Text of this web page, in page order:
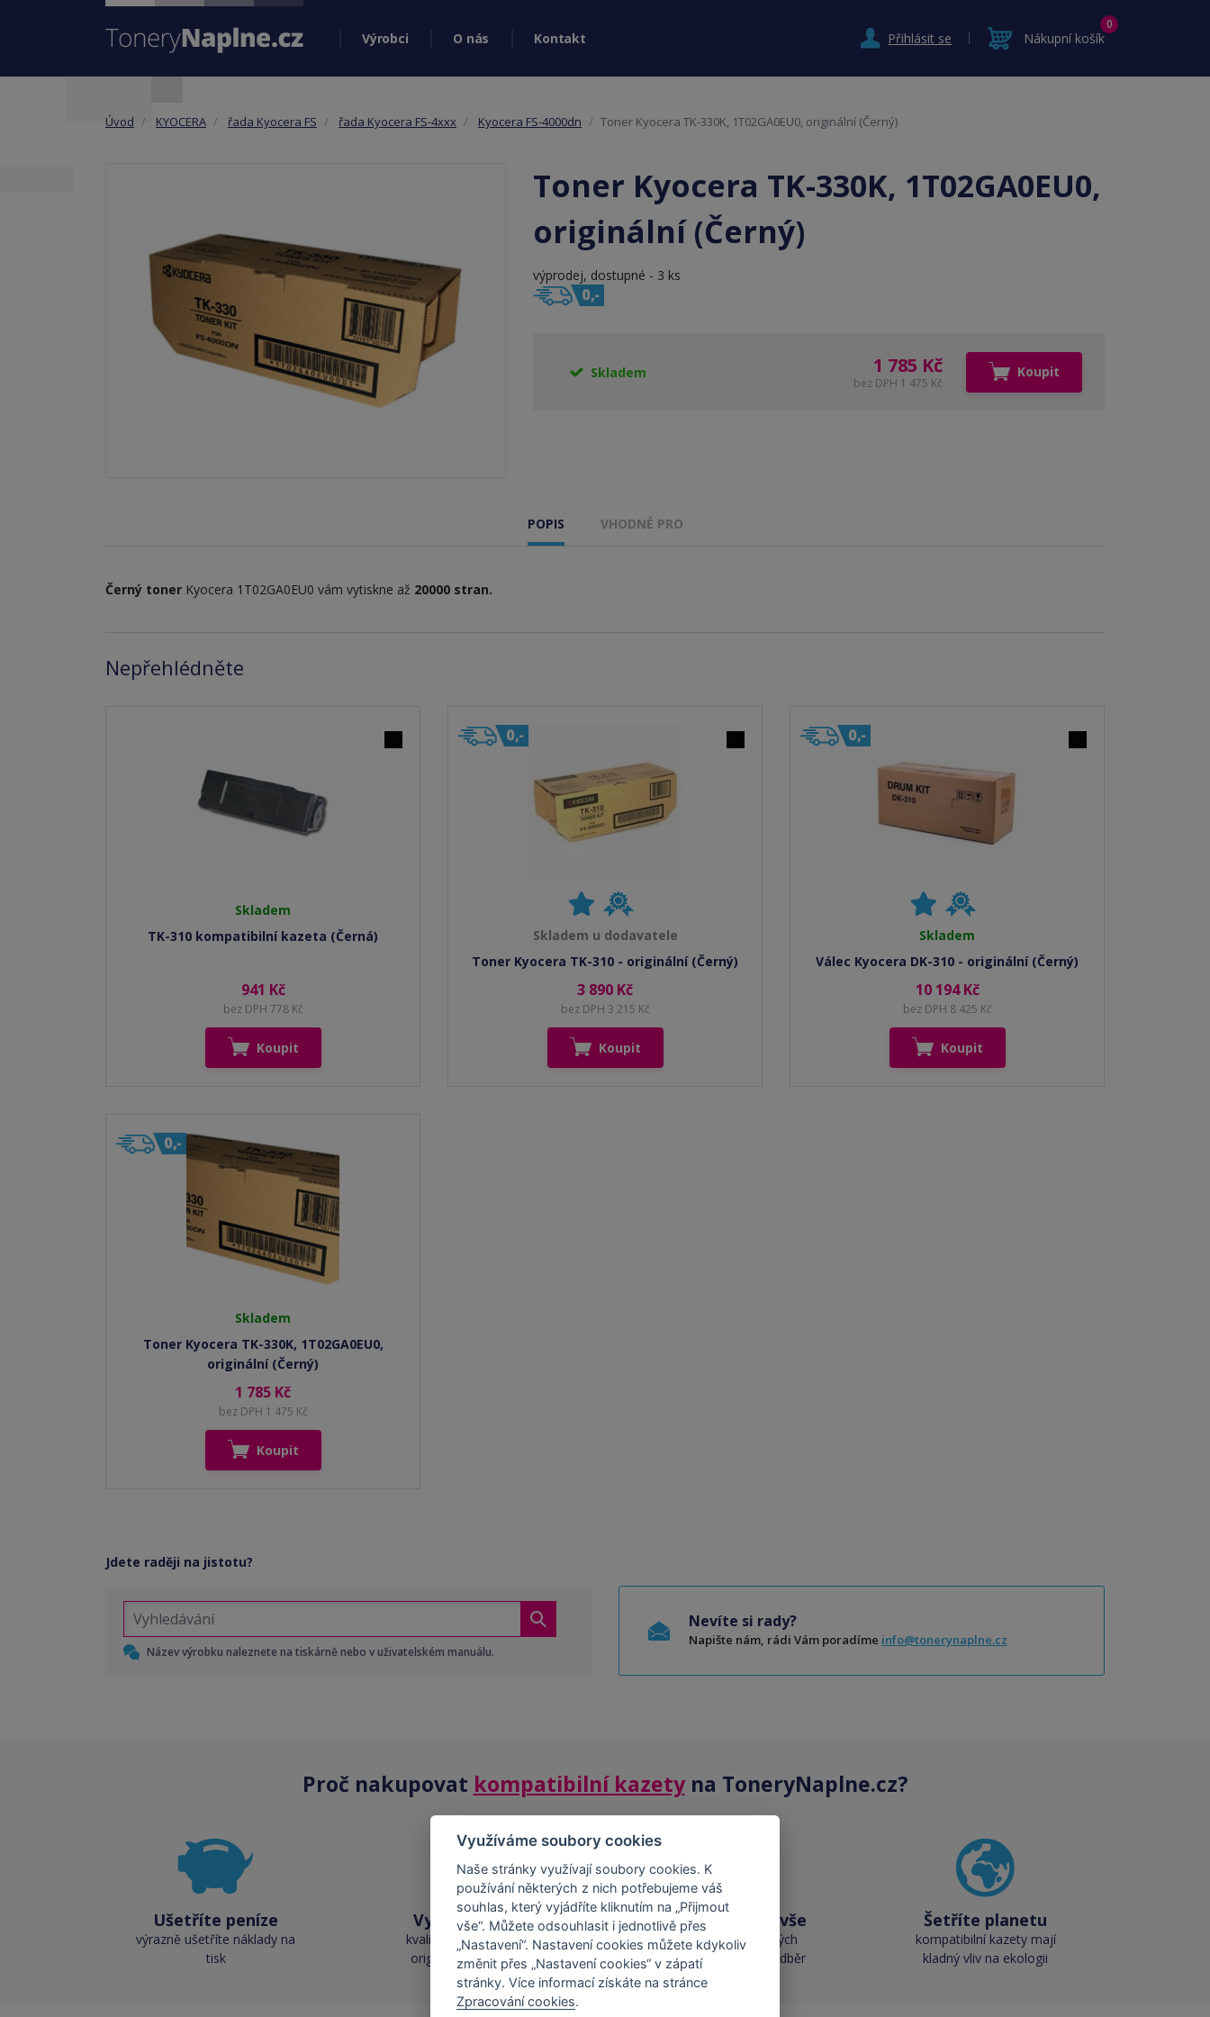
Výrobci O nás Kontakt Přihlásit se Nákupní košík
0
Úvod KYOCERA řada Kyocera FS řada Kyocera FS-4xxx Kyocera FS-4000dn Toner Kyocera TK-330K, 1T02GA0EU0, originální (Černý)
Toner Kyocera TK-330K, 1T02GA0EU0,
originální (Černý)
výprodej, dostupné - 3 ks
Skladem 1 785 Kč
bez DPH 1 475 Kč
Koupit
POPIS VHODNÉ PRO
Černý toner Kyocera 1T02GA0EU0 vám vytiskne až 20000 stran.
Nepřehlédněte
Skladem
TK-310 kompatibilní kazeta (Černá)
941 Kč
bez DPH 778 Kč
Koupit
Skladem u dodavatele
Toner Kyocera TK-310 - originální (Černý)
3 890 Kč
bez DPH 3 215 Kč
Koupit
Skladem
Válec Kyocera DK-310 - originální (Černý)
10 194 Kč
bez DPH 8 425 Kč
Koupit
Skladem
Toner Kyocera TK-330K, 1T02GA0EU0,
originální (Černý)
1 785 Kč
bez DPH 1 475 Kč
Koupit
Jdete raději na jistotu?
Název výrobku naleznete na tiskárně nebo v uživatelském manuálu.
Nevíte si rady?
Napište nám, rádi Vám poradíme info@tonerynaplne.cz
Proč nakupovat kompatibilní kazetyna ToneryNaplne.cz?
Ušetříte peníze
výrazně ušetříte náklady na
tisk
Vysoká kvalita
kvalita je srovnatelná s
originálními náplněmi
Skladem téměř vše
přes 50 000 skladových
zásob pro okamžitý odběr
Šetříte planetu
kompatibilní kazety mají
kladný vliv na ekologii
Využíváme soubory cookies
Naše stránky využívají soubory cookies. K
používání některých z nich potřebujeme váš
souhlas, který vyjádříte kliknutím na „Přijmout
vše“. Můžete odsouhlasit i jednotlivě přes
„Nastavení“. Nastavení cookies můžete kdykoliv
změnit přes „Nastavení cookies“ v zápatí
stránky. Více informací získáte na stránce
Zpracování cookies.